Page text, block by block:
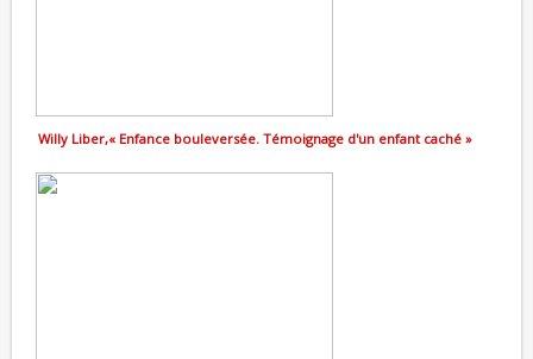
Willy Liber,« Enfance bouleversée. Témoignage d'un enfant caché »